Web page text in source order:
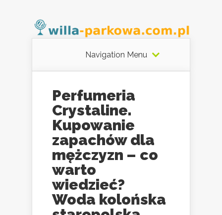
Navigation Menu
Perfumeria
Crystaline.
Kupowanie
zapachów dla
mężczyzn – co
warto
wiedzieć?
Woda kolońska